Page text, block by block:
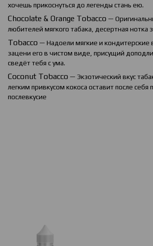
хочешь прикоснуться до легенды стань ею.
Chocolate & Orange Tobacco —
любителей мягкого табака, десертная нотка
Tobacco — Надоели мягкие и кондитерские
зацени его в чистом виде, присущий
сведёт тебя с ума.
Coconut Tobacco — Экзотический вкус
легким привкусом кокоса оставит после себя
послевкусие